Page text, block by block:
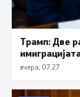
Трамп: Две
вчера, 07:27